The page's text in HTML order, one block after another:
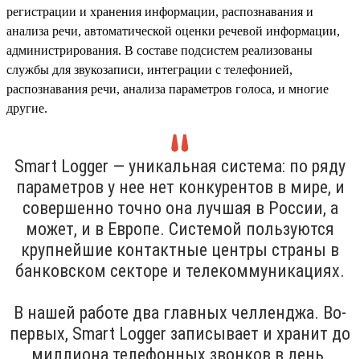
регистрации и хранения информации, распознавания и
анализа речи, автоматической оценки речевой информации,
администрирования. В составе подсистем реализованы
службы для звукозаписи, интеграции с телефонией,
распознавания речи, анализа параметров голоса, и многие
другие.
Smart Logger — уникальная система: по ряду
параметров у нее нет конкурентов в мире, и
совершенно точно она лучшая в России, а
может, и в Европе. Системой пользуются
крупнейшие контактные центры страны в
банковском секторе и телекоммуникациях.
В нашей работе два главных челленджа. Во-
первых, Smart Logger записывает и хранит до
миллиона телефонных звонков в день.